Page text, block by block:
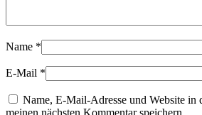
Name *
E-Mail *
Name, E-Mail-Adresse und Website in